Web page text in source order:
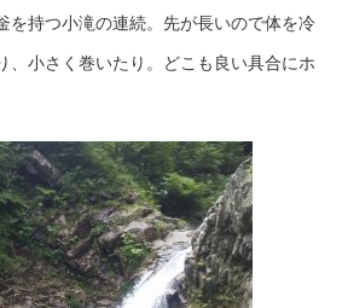
を持つ小滝の連続。先が長いので体を冷
、小さく巻いたり。どこも良い具合にホ